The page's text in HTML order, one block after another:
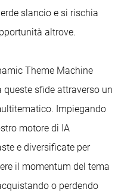
slancio e si rischia
altrove.
Theme Machine
queste sfide attraverso un
Impiegando
motore di IA
e diversificate per
il momentum del tema
o perdendo